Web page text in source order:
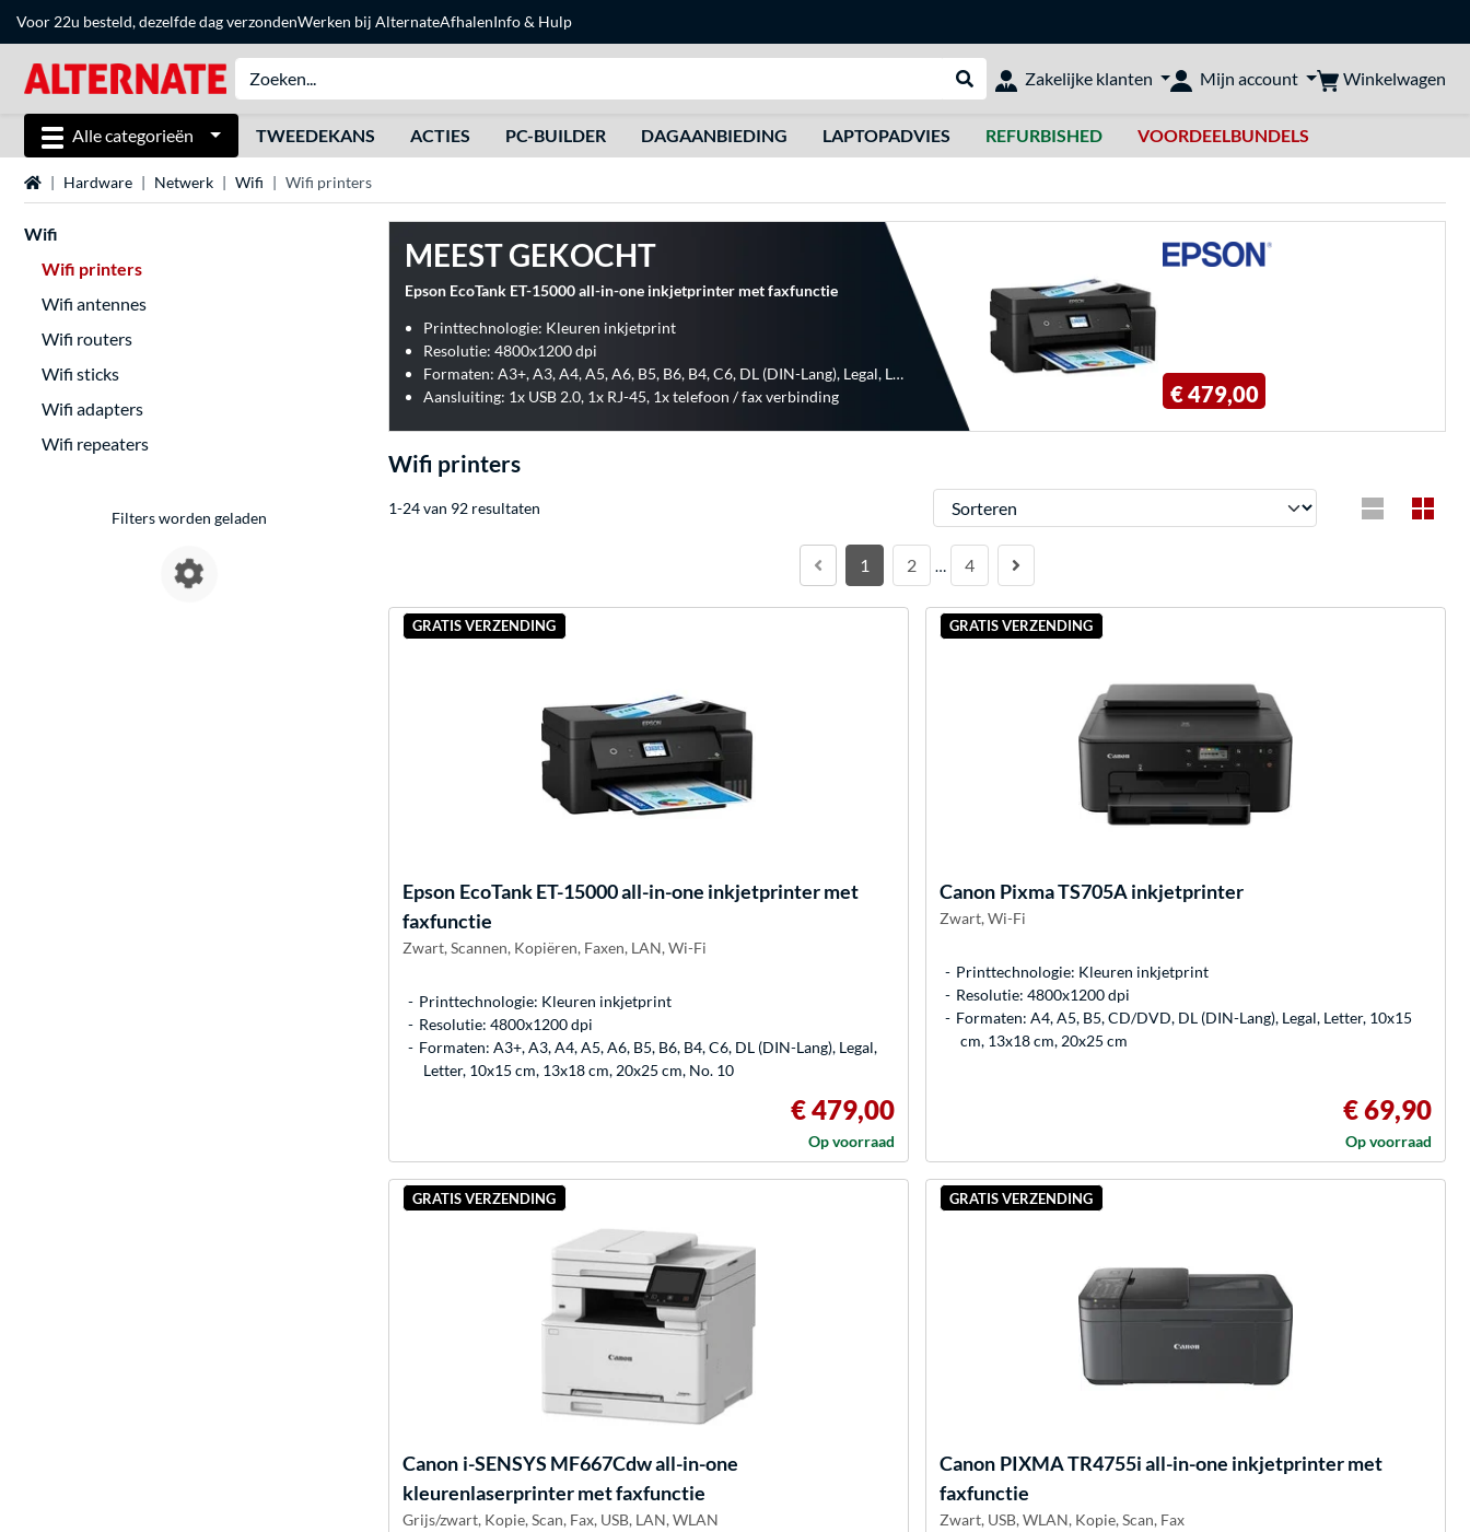
Voor 22u besteld, dezelfde dag verzondenWerken bij AlternateAfhalenInfo & Hulp
Webshop doorzoeken
Zakelijke klanten Mijn account Winkelwagen
Alle categorieën TWEEDEKANS ACTIES PC-BUILDER DAGAANBIEDING LAPTOPADVIES REFURBISHED VOORDEELBUNDELS
Home Hardware Netwerk Wifi Wifi printers
Wifi
Wifi printers
Wifi antennes
Wifi routers
Wifi sticks
Wifi adapters
Wifi repeaters
Filters worden geladen
MEEST GEKOCHT
Epson EcoTank ET-15000 all-in-one inkjetprinter met faxfunctie
Printtechnologie: Kleuren inkjetprint
Resolutie: 4800x1200 dpi
Formaten: A3+, A3, A4, A5, A6, B5, B6, B4, C6, DL (DIN-Lang), Legal, Letter, 10x15 cm, 13x18 cm, 20x25 cm, No. 10
Aansluiting: 1x USB 2.0, 1x RJ-45, 1x telefoon / fax verbinding
€ 479,00
Wifi printers
1-24 van 92 resultaten Sorteren
1 2 … 4
GRATIS VERZENDING
Epson EcoTank ET-15000 all-in-one inkjetprinter met
faxfunctie
Zwart, Scannen, Kopiëren, Faxen, LAN, Wi-Fi
Printtechnologie: Kleuren inkjetprint
Resolutie: 4800x1200 dpi
Formaten: A3+, A3, A4, A5, A6, B5, B6, B4, C6, DL (DIN-Lang), Legal,
Letter, 10x15 cm, 13x18 cm, 20x25 cm, No. 10
€ 479,00
Op voorraad
GRATIS VERZENDING
Canon Pixma TS705A inkjetprinter
Zwart, Wi-Fi
Printtechnologie: Kleuren inkjetprint
Resolutie: 4800x1200 dpi
Formaten: A4, A5, B5, CD/DVD, DL (DIN-Lang), Legal, Letter, 10x15
cm, 13x18 cm, 20x25 cm
€ 69,90
Op voorraad
GRATIS VERZENDING
Canon i-SENSYS MF667Cdw all-in-one
kleurenlaserprinter met faxfunctie
Grijs/zwart, Kopie, Scan, Fax, USB, LAN, WLAN
GRATIS VERZENDING
Canon PIXMA TR4755i all-in-one inkjetprinter met
faxfunctie
Zwart, USB, WLAN, Kopie, Scan, Fax